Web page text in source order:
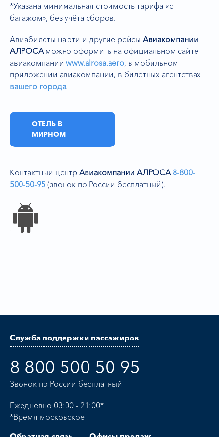
*Указана минимальная стоимость тарифа «с
багажом», без учёта сборов.
Авиабилеты на эти и другие рейсы Авиакомпании
АЛРОСА можно оформить на официальном сайте
авиакомпании www.alrosa.aero, в мобильном
приложении авиакомпании, в билетных агентствах
вашего города.
ОТЕЛЬ В
МИРНОМ
Контактный центр Авиакомпании АЛРОСА 8-800-
500-50-95 (звонок по России бесплатный).
Служба поддержки пассажиров
8 800 500 50 95
Звонок по России бесплатный
Ежедневно 03:00 - 21:00*
*Время московское